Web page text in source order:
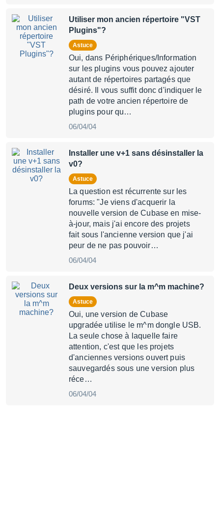
Utiliser mon ancien répertoire "VST
Plugins"?
Astuce
Oui, dans Périphériques/Information
sur les plugins vous pouvez ajouter
autant de répertoires partagés que
désiré. Il vous suffit donc d'indiquer le
path de votre ancien répertoire de
plugins pour qu…
06/04/04
Installer une v+1 sans désinstaller la
v0?
Astuce
La question est récurrente sur les
forums: "Je viens d'acquerir la
nouvelle version de Cubase en mise-
à-jour, mais j'ai encore des projets
fait sous l'ancienne version que j'ai
peur de ne pas pouvoir…
06/04/04
Deux versions sur la m^m machine?
Astuce
Oui, une version de Cubase
upgradée utilise le m^m dongle USB.
La seule chose à laquelle faire
attention, c'est que les projets
d'anciennes versions ouvert puis
sauvegardés sous une version plus
réce…
06/04/04